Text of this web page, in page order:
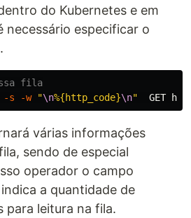
do Kubernetes e em
necessário especificar o
fila
-s -w "\n%{http_code}\n"
várias informações
sendo de especial
operador o campo
indica a quantidade de
para leitura na fila.